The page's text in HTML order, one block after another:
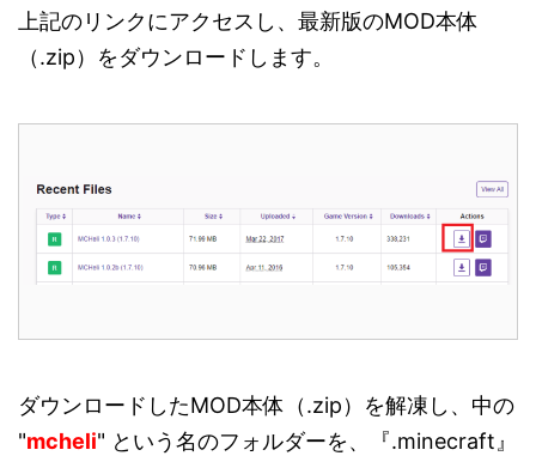
上記のリンクにアクセスし、最新版のMOD本体
（.zip）をダウンロードします。
ダウンロードしたMOD本体（.zip）を解凍し、中の
"mcheli" という名のフォルダーを、『.minecraft』